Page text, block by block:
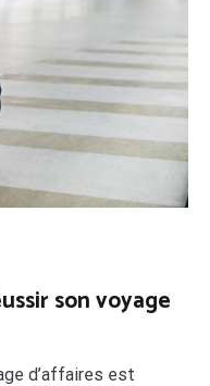
son voyage
d’affaires est